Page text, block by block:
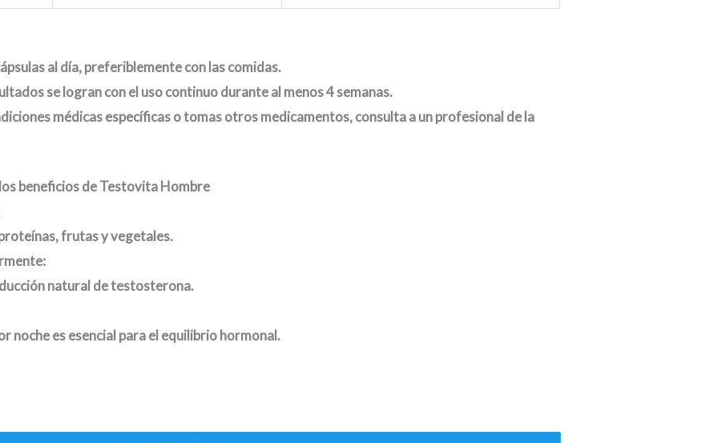
al día, preferiblemente con las comidas.
se logran con el uso continuo durante al menos 4 semanas.
médicas específicas o tomas otros medicamentos, consulta a un profesional de la
beneficios de Testovita Hombre
frutas y vegetales.
natural de testosterona.
noche es esencial para el equilibrio hormonal.